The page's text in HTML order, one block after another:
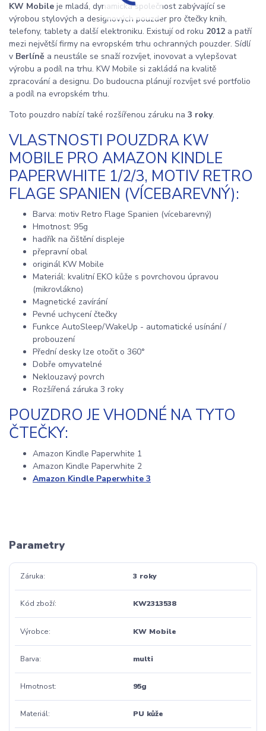
KW Mobile je mladá, dynamická společnost zabývající se
výrobou stylových a designových pouzder pro čtečky knih,
telefony, tablety a další elektroniku. Existují od roku 2012 a patří
mezi největší firmy na evropském trhu ochranných pouzder. Sídlí
v Berlíně a neustále se snaží rozvíjet, inovovat a vylepšovat
výrobu a podíl na trhu. KW Mobile si zakládá na kvalitě
zpracování a designu. Do budoucna plánují rozvíjet své portfolio
a podíl na evropském trhu.
Toto pouzdro nabízí také rozšířenou záruku na 3 roky.
VLASTNOSTI POUZDRA KW
MOBILE PRO AMAZON KINDLE
PAPERWHITE 1/2/3, MOTIV RETRO
FLAGE SPANIEN (VÍCEBAREVNÝ):
Barva: motiv Retro Flage Spanien (vícebarevný)
Hmotnost: 95g
hadřík na čištění displeje
přepravní obal
originál KW Mobile
Materiál: kvalitní EKO kůže s povrchovou úpravou
(mikrovlákno)
Magnetické zavírání
Pevné uchycení čtečky
Funkce AutoSleep/WakeUp - automatické usínání /
probouzení
Přední desky lze otočit o 360°
Dobře omyvatelné
Neklouzavý povrch
Rozšířená záruka 3 roky
POUZDRO JE VHODNÉ NA TYTO
ČTEČKY:
Amazon Kindle Paperwhite 1
Amazon Kindle Paperwhite 2
Amazon Kindle Paperwhite 3
Parametry
Záruka 3 roky
Kód zboží KW2313538
Výrobce KW Mobile
Barva multi
Hmotnost 95g
Materiál PU kůže